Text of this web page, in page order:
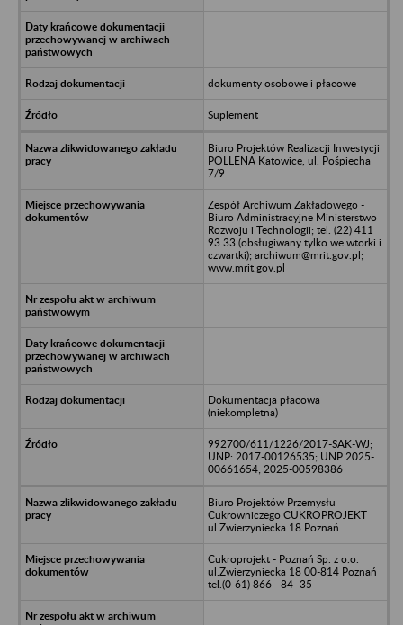
dokumenty osobowe i płacowe
Suplement
Biuro Projektów Realizacji Inwestycji
POLLENA Katowice, ul. Pośpiecha
7/9
Zespół Archiwum Zakładowego -
Biuro Administracyjne Ministerstwo
Rozwoju i Technologii; tel. (22) 411
93 33 (obsługiwany tylko we wtorki i
czwartki); archiwum@mrit.gov.pl;
www.mrit.gov.pl
Dokumentacja płacowa
(niekompletna)
992700/611/1226/2017-SAK-WJ;
UNP: 2017-00126535; UNP 2025-
00661654; 2025-00598386
Biuro Projektów Przemysłu
Cukrowniczego CUKROPROJEKT
ul.Zwierzyniecka 18 Poznań
Cukroprojekt - Poznań Sp. z o.o.
ul.Zwierzyniecka 18 00-814 Poznań
tel.(0-61) 866 - 84 -35